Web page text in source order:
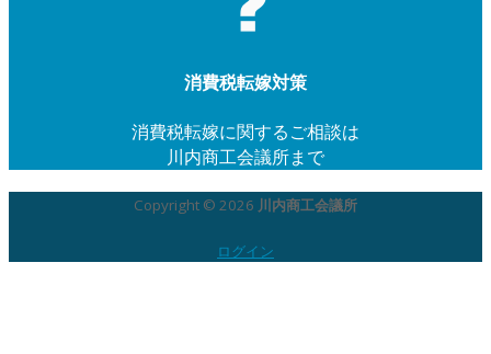
消費税転嫁対策
消費税転嫁に関するご相談は
川内商工会議所まで
Copyright © 2026 川内商工会議所
ログイン